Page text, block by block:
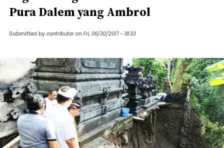
Pura Dalem yang Ambrol
Submitted by contributor on Fri, 06/30/2017 - 18:33